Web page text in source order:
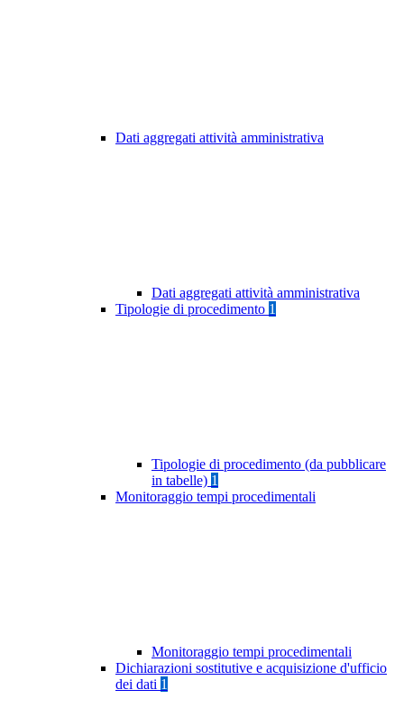
Dati aggregati attività amministrativa
Dati aggregati attività amministrativa
Tipologie di procedimento 1
Tipologie di procedimento (da pubblicare
in tabelle) 1
Monitoraggio tempi procedimentali
Monitoraggio tempi procedimentali
Dichiarazioni sostitutive e acquisizione d'ufficio
dei dati 1